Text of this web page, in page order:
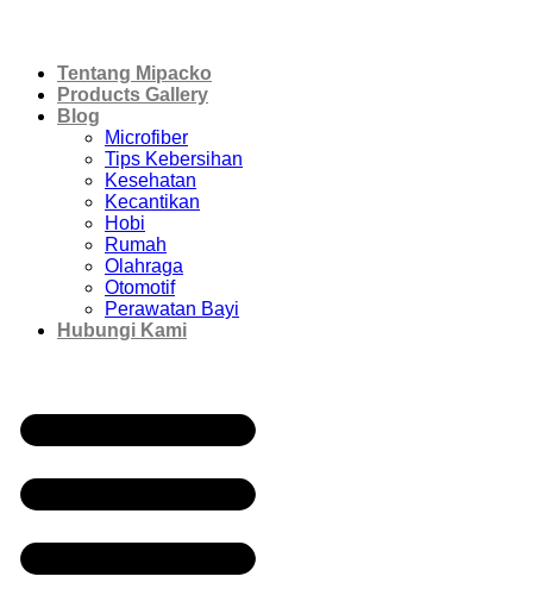
Tentang Mipacko
Products Gallery
Blog
Microfiber
Tips Kebersihan
Kesehatan
Kecantikan
Hobi
Rumah
Olahraga
Otomotif
Perawatan Bayi
Hubungi Kami